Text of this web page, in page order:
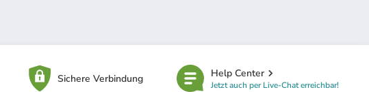
Sichere Verbindung Help Center
Jetzt auch per Live-Chat erreichbar!